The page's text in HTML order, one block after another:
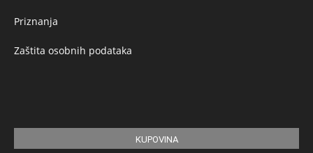
Priznanja
Zaštita osobnih podataka
KUPOVINA